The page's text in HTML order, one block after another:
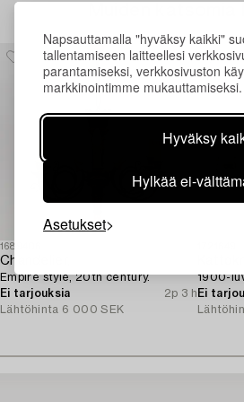
Napsauttamalla "hyväksy kaikki"
tallentamiseen laitteellesi
parantamiseksi, verkkosivuston
markkinointimme mukauttamiseksi.
Hyväksy
Hylkää ei-
Asetukset
1689406
Chandelier,
Empire style, 20th century.
Ei tarjouksia
2p 3 h
Lähtöhinta 6 000 SEK
1900-
Ei